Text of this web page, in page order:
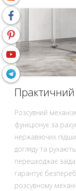
Практичний
Розсувний
функціонує за
нержавіючих
догляду та
перешкоджає
гарантує
розсувному